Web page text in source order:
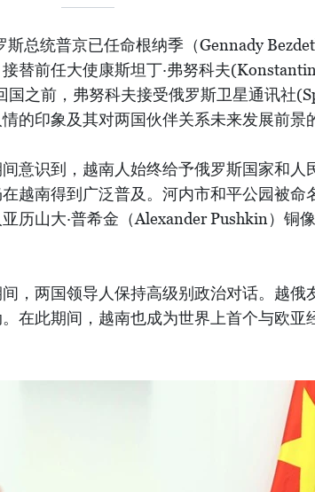
总统普京已任命根纳季（Gennady
替前任大使康斯坦丁·弗努科夫(Konstantin
国之前，弗努科夫接受俄罗斯卫星通讯社
的印象及其对两国伙伴关系未来发展前景
意识到，越南人始终给予俄罗斯国家和人
越南得到广泛普及。河内市和平公园被命
历山大·普希金（Alexander Pushkin）铜
，两国领导人保持高级别政治对话。越俄
在此期间，越南也成为世界上首个与欧亚